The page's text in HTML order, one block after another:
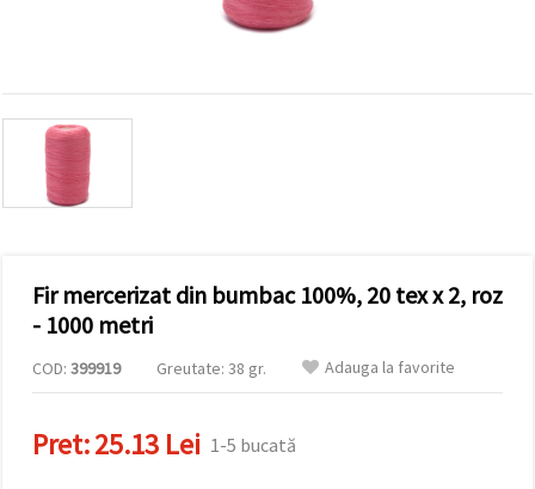
vizitele.
Puteți fi de
acord să
utilizați
toate
site!" Sau să
vă indicați
preferințele
selectând
făcând clic
pe butonul
Fir mercerizat din bumbac 100%, 20 tex x 2, roz
- 1000 metri
COD: 399919 Greutate: 38 gr. Adauga la favorite
Pret:25.13 Lei 1-5 bucată